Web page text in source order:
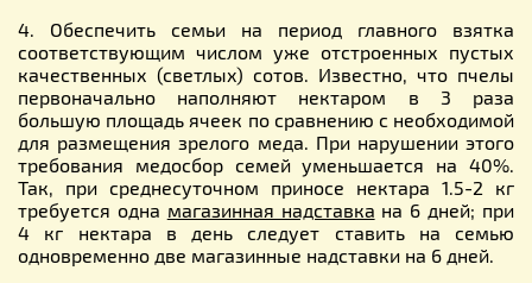
4. Обеспечить семьи на период главного взятка
соответствующим числом уже отстроенных пустых
качественных (светлых) сотов. Известно, что пчелы
первоначально наполняют нектаром в 3 раза
большую площадь ячеек по сравнению с необходимой
для размещения зрелого меда. При нарушении этого
требования медосбор семей уменьшается на 40%.
Так, при среднесуточном приносе нектара 1.5-2 кг
требуется одна магазинная надставка на 6 дней; при
4 кг нектара в день следует ставить на семью
одновременно две магазинные надставки на 6 дней.